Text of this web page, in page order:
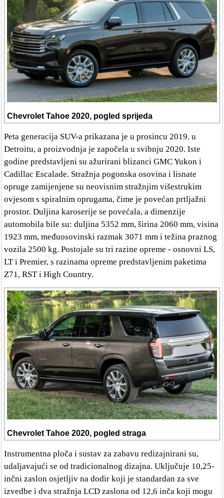
Chevrolet Tahoe 2020, pogled sprijeda
Peta generacija SUV-a prikazana je u prosincu 2019. u
Detroitu, a proizvodnja je započela u svibnju 2020. Iste
godine predstavljeni su ažurirani blizanci GMC Yukon i
Cadillac Escalade. Stražnja pogonska osovina i lisnate
opruge zamijenjene su neovisnim stražnjim višestrukim
ovjesom s spiralnim oprugama, čime je povećan prtljažni
prostor. Duljina karoserije se povećala, a dimenzije
automobila bile su: duljina 5352 mm, širina 2060 mm, visina
1923 mm, međuosovinski razmak 3071 mm i težina praznog
vozila 2500 kg. Postojale su tri razine opreme - osnovni LS,
LT i Premier, s razinama opreme predstavljenim paketima
Z71, RST i High Country.
Chevrolet Tahoe 2020, pogled straga
Instrumentna ploča i sustav za zabavu redizajnirani su,
udaljavajući se od tradicionalnog dizajna. Uključuje 10,25-
inčni zaslon osjetljiv na dodir koji je standardan za sve
izvedbe i dva stražnja LCD zaslona od 12,6 inča koji mogu